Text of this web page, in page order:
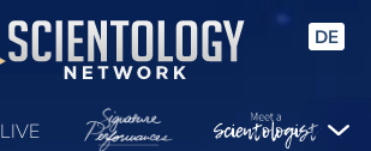
DE
LIVE